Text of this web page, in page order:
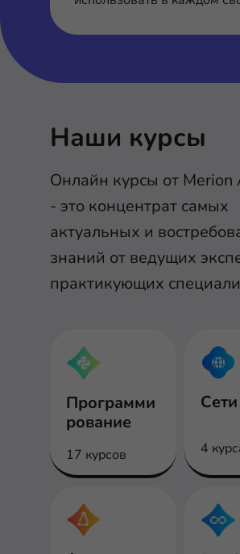
Наши курсы
Онлайн курсы от Merion
- это концентрат самых
актуальных и
знаний от ведущих
практикующих
Программи
рование
17 курсов
Сети
4